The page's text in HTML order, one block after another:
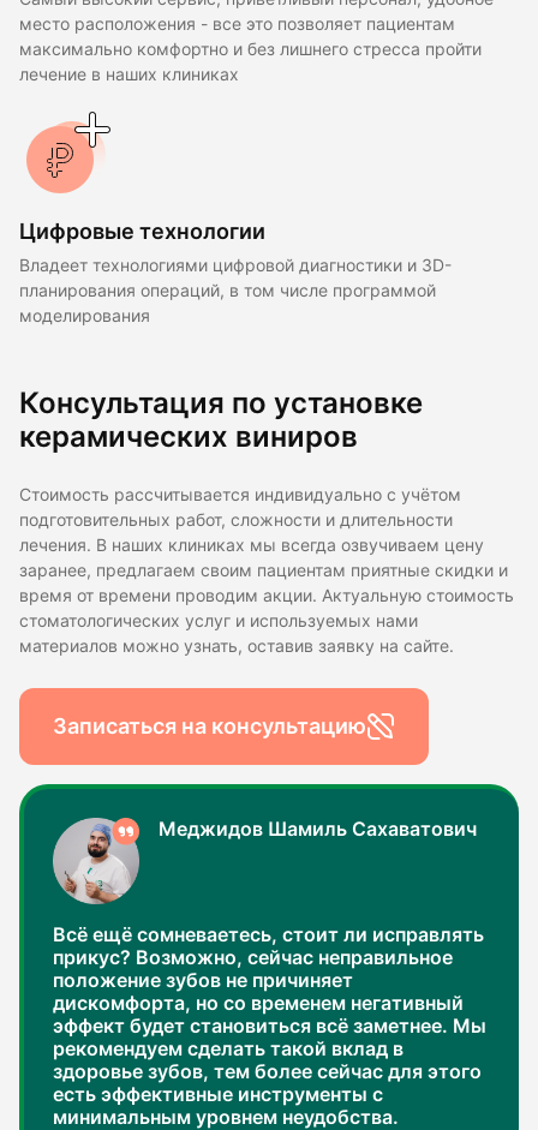
место расположения - все это позволяет пациентам
максимально комфортно и без лишнего стресса пройти
лечение в наших клиниках
Цифровые технологии
Владеет технологиями цифровой диагностики и 3D-
планирования операций, в том числе программой
моделирования
Консультация по установке
керамических виниров
Стоимость рассчитывается индивидуально с учётом
подготовительных работ, сложности и длительности
лечения. В наших клиниках мы всегда озвучиваем цену
заранее, предлагаем своим пациентам приятные скидки и
время от времени проводим акции. Актуальную стоимость
стоматологических услуг и используемых нами
материалов можно узнать, оставив заявку на сайте.
Записаться на консультацию
Меджидов Шамиль Сахаватович
Всё ещё сомневаетесь, стоит ли исправлять
прикус? Возможно, сейчас неправильное
положение зубов не причиняет
дискомфорта, но со временем негативный
эффект будет становиться всё заметнее. Мы
рекомендуем сделать такой вклад в
здоровье зубов, тем более сейчас для этого
есть эффективные инструменты с
минимальным уровнем неудобства.